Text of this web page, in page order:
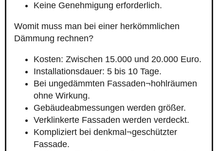
Keine Genehmigung erforderlich.
Womit muss man bei einer herkömmlichen
Dämmung rechnen?
Kosten: Zwischen 15.000 und 20.000 Euro.
Installationsdauer: 5 bis 10 Tage.
Bei ungedämmten Fassaden¬hohlräumen
ohne Wirkung.
Gebäudeabmessungen werden größer.
Verklinkerte Fassaden werden verdeckt.
Kompliziert bei denkmal¬geschützter
Fassade.